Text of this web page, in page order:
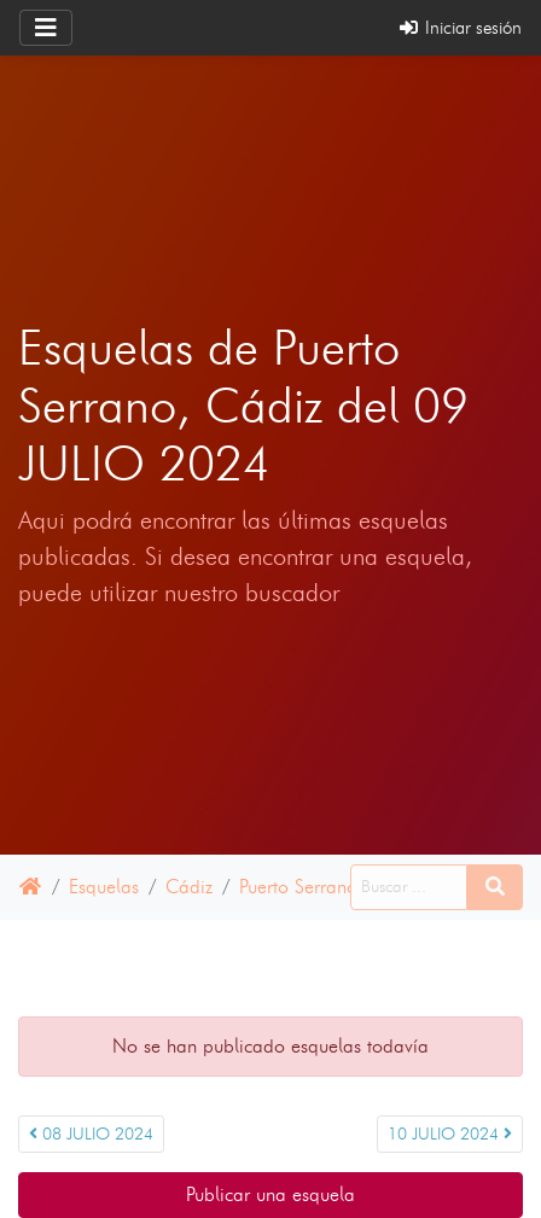
Iniciar sesión
Esquelas de Puerto
Serrano, Cádiz del 09
JULIO 2024
Aqui podrá encontrar las últimas esquelas
publicadas. Si desea encontrar una esquela,
puede utilizar nuestro buscador
Esquelas Cádiz Puerto Serrano 09 JULIO 2024
No se han publicado esquelas todavía
08 JULIO 2024 10 JULIO 2024
Publicar una esquela